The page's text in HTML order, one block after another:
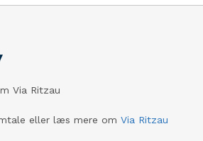
Via Ritzau
eller læs mere om Via Ritzau